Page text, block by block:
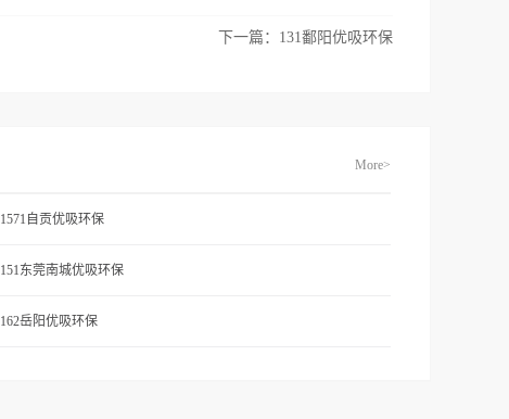
下一篇： 131鄱阳优吸环保
More>
1571自贡优吸环保
151东莞南城优吸环保
162岳阳优吸环保